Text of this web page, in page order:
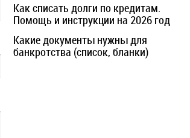
Как списать долги по кредитам.
Помощь и инструкции на 2026 год
Какие документы нужны для
банкротства (список, бланки)